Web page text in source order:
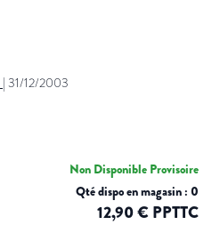
| 31/12/2003
Non Disponible Provisoire
Qté dispo en magasin : 0
12,90 € PPTTC